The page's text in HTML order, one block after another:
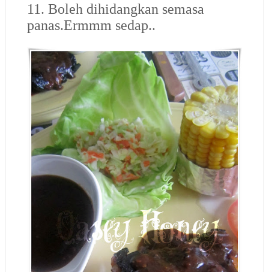
11. Boleh dihidangkan semasa
panas.Ermmm sedap..